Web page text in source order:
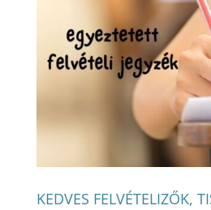
KEDVES FELVÉTELIZŐK,